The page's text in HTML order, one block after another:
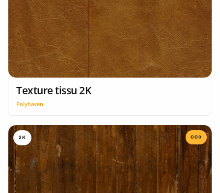
Texture tissu 2K
Polyhaven
2K CC0